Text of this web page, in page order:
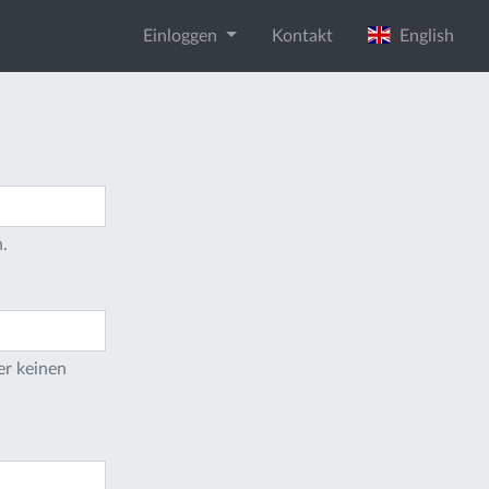
Einloggen Kontakt English
keinen